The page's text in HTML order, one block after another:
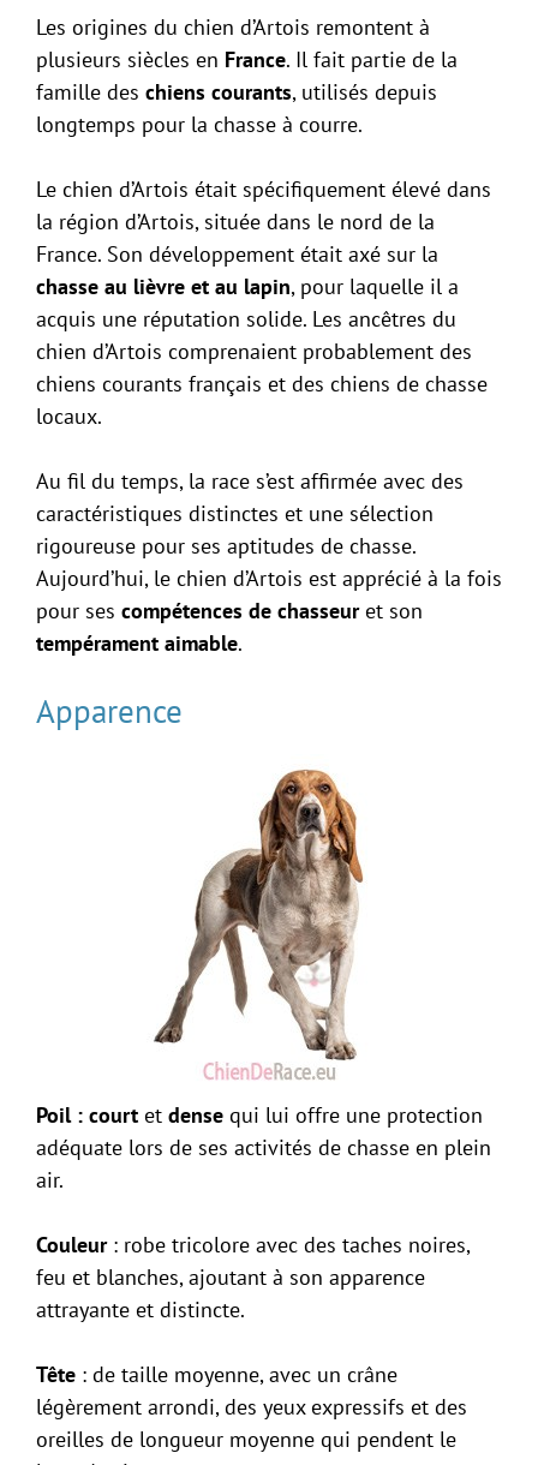
Les origines du chien d’Artois remontent à
plusieurs siècles en France. Il fait partie de la
famille des chiens courants, utilisés depuis
longtemps pour la chasse à courre.
Le chien d’Artois était spécifiquement élevé dans
la région d’Artois, située dans le nord de la
France. Son développement était axé sur la
chasse au lièvre et au lapin, pour laquelle il a
acquis une réputation solide. Les ancêtres du
chien d’Artois comprenaient probablement des
chiens courants français et des chiens de chasse
locaux.
Au fil du temps, la race s’est affirmée avec des
caractéristiques distinctes et une sélection
rigoureuse pour ses aptitudes de chasse.
Aujourd’hui, le chien d’Artois est apprécié à la fois
pour ses compétences de chasseuret son
tempérament aimable.
Apparence
Poil : court et dense qui lui offre une protection
adéquate lors de ses activités de chasse en plein
air.
Couleur: robe tricolore avec des taches noires,
feu et blanches, ajoutant à son apparence
attrayante et distincte.
Tête : de taille moyenne, avec un crâne
légèrement arrondi, des yeux expressifs et des
oreilles de longueur moyenne qui pendent le